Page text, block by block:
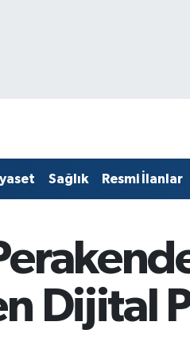
Sağlık Resmi İlanlar
Dijital